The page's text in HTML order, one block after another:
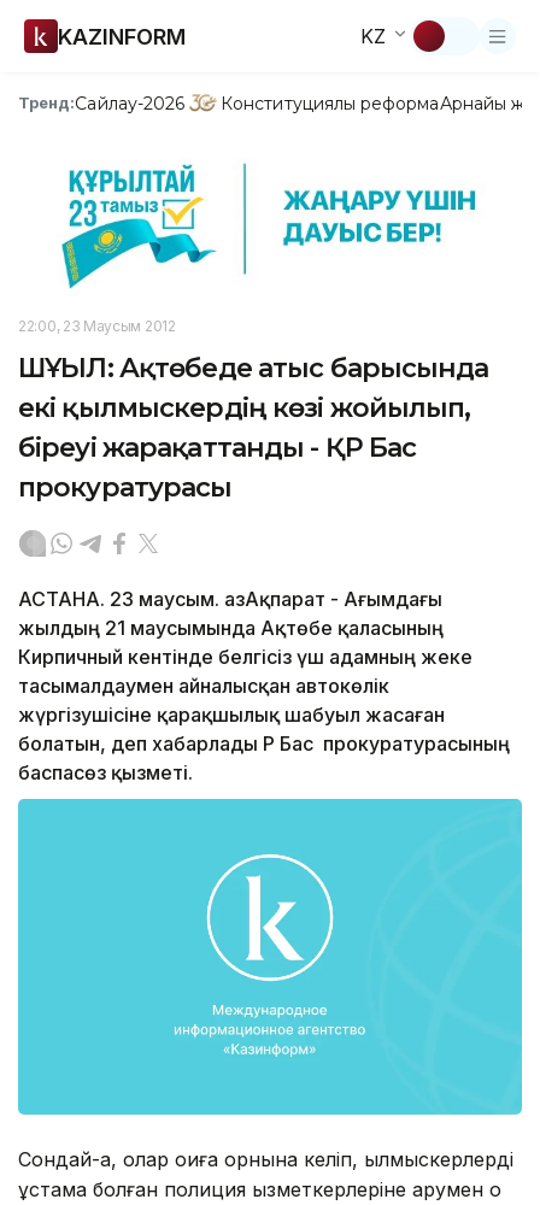
KAZINFORM KZ
Тренд:Сайлау-2026 Конституциялық реформаАрнайы
22:00, 23 Маусым 2012
ШҰҒЫЛ: Ақтөбеде атыс барысында
екі қылмыскердің көзі жойылып,
біреуі жарақаттанды - ҚР Бас
прокуратурасы
АСТАНА. 23 маусым. ҚазАқпарат - Ағымдағы
жылдың 21 маусымында Ақтөбе қаласының
Кирпичный кентінде белгісіз үш адамның жеке
тасымалдаумен айналысқан автокөлік
жүргізушісіне қарақшылық шабуыл жасаған
болатын, деп хабарлады ҚР Бас прокуратурасының
баспасөз қызметі.
Сондай-ақ, олар оқиға орнына келіп, қылмыскерлерді
ұстамақ болған полиция қызметкерлеріне қарумен оқ